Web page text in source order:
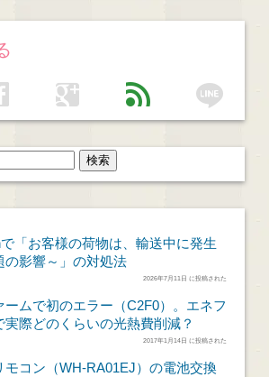
google feed line
「お客様の荷物は、輸送中に発生
の影響～」の対処法
2026年7月11日 に投稿された
ームで初のエラー（C2F0）。エネフ
実際どのくらいの光熱費削減？
2017年1月14日 に投稿された
モコン（WH-RA01EJ）の電池交換